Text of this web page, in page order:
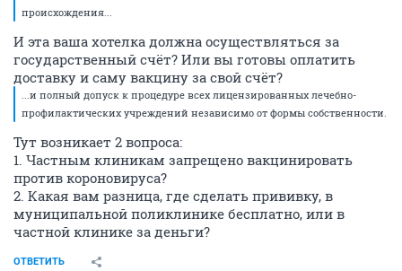
происхождения...
И эта ваша хотелка должна осуществляться за
государственный счёт? Или вы готовы оплатить
доставку и саму вакцину за свой счёт?
...и полный допуск к процедуре всех лицензированных лечебно-
профилактических учреждений независимо от формы собственности.
Тут возникает 2 вопроса:
1. Частным клиникам запрещено вакцинировать
против короновируса?
2. Какая вам разница, где сделать прививку, в
муниципальной поликлинике бесплатно, или в
частной клинике за деньги?
ОТВЕТИТЬ